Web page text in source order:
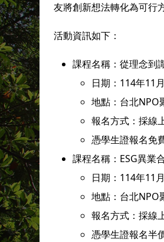
友將創新想法轉化為可行
活動資訊如下：
課程名稱：從理念到
日期：114年11
地點：台北NPO
報名方式：採線
憑學生證報名免費
課程名稱：ESG異業
日期：114年11
地點：台北NPO
報名方式：採線
憑學生證報名半